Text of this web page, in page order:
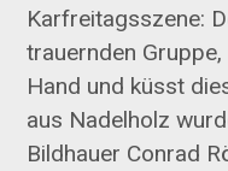
Karfreitagsszene:
trauernden
Hand und küsst
aus Nadelholz
Bildhauer Conrad